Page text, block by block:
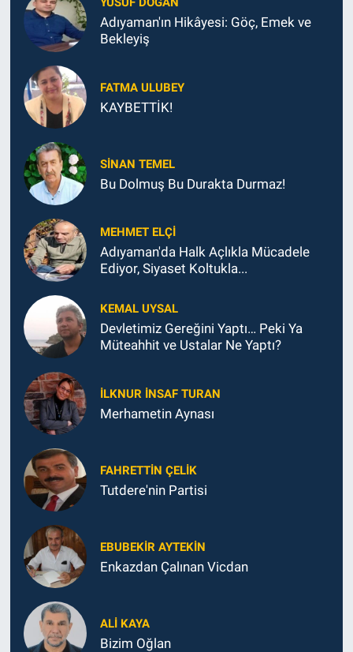
Adıyaman'ın Hikâyesi: Göç, Emek ve
Bekleyiş
FATMA ULUBEY
KAYBETTİK!
SINAN TEMEL
Bu Dolmuş Bu Durakta Durmaz!
MEHMET ELÇI
Adıyaman'da Halk Açlıkla Mücadele
Ediyor, Siyaset Koltukla...
KEMAL UYSAL
Devletimiz Gereğini Yaptı… Peki Ya
Müteahhit ve Ustalar Ne Yaptı?
İLKNUR İNSAF TURAN
Merhametin Aynası
FAHRETTIN ÇELİK
Tutdere'nin Partisi
EBUBEKIR AYTEKIN
Enkazdan Çalınan Vicdan
ALI KAYA
Bizim Oğlan